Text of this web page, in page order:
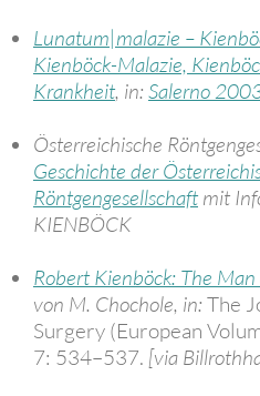
Lunatum|malazie –
Kienböck-Malazie,
Krankheit, in: Salerno
Österreichische
Geschichte der
Röntgengesellschaftmit
KIENBÖCK
Robert Kienböck: The
von M. Chochole, in: The
Surgery (European
7: 534–537. [via